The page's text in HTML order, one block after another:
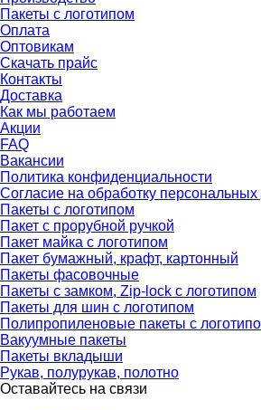
Пакеты с логотипом
Оплата
Оптовикам
Скачать прайс
Контакты
Доставка
Как мы работаем
Акции
FAQ
Вакансии
Политика конфиденциальности
Согласие на обработку
Пакеты с логотипом
Пакет с прорубной ручкой
Пакет майка с логотипом
Пакет бумажный, крафт, картонный
Пакеты фасовочные
Пакеты с замком, Zip-lock с логотипом
Пакеты для шин с логотипом
Полипропиленовые пакеты с
Вакуумные пакеты
Пакеты вкладыши
Рукав, полурукав, полотно
Оставайтесь на связи